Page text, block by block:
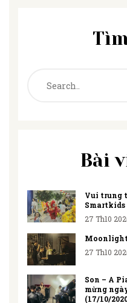
Bài
Vui trung
Smartkids
27 Th10
Moonlight
27 Th10
Son – A
mừng
(17/10/